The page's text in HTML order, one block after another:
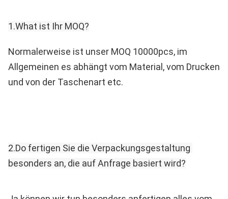
1.What ist Ihr MOQ?
Normalerweise ist unser MOQ 10000pcs, im
Allgemeinen es abhängt vom Material, vom Drucken
und von der Taschenart etc.
2.Do fertigen Sie die Verpackungsgestaltung
besonders an, die auf Anfrage basiert wird?